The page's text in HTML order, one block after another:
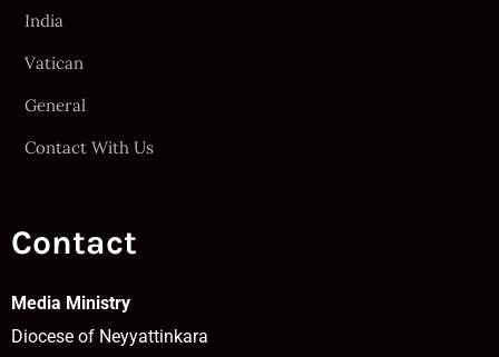
India
Vatican
General
Contact With Us
Contact
Media Ministry
Diocese of Neyyattinkara